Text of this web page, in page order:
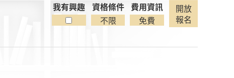
跳
視
我有興趣 資格條件
不限
費用資訊
免費
開放
報名